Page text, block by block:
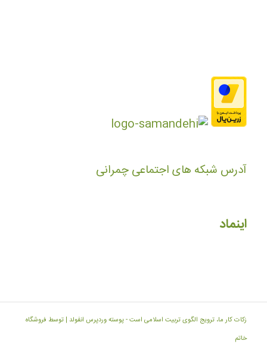
آدرس شبکه های اجتماعی چمرانی
اینماد
زکات کار ما، ترویج الگوی تربیت اسلامی است -پوسته وردپرس انفولد | توسط فروشگاه
خاتم